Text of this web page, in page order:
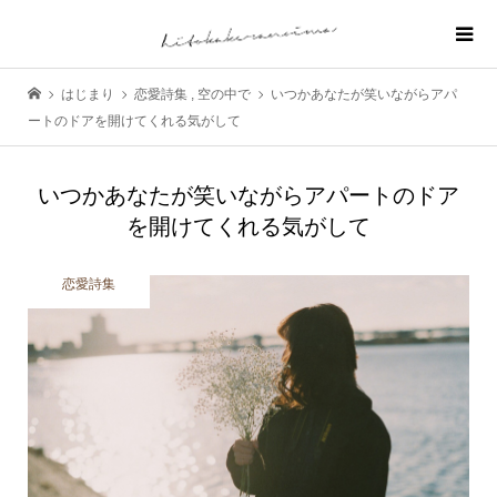
はじまり 恋愛詩集 , 空の中で
いつかあなたが笑いながらアパ
ートのドアを開けてくれる気がして
いつかあなたが笑いながらアパートのドア
を開けてくれる気がして
恋愛詩集